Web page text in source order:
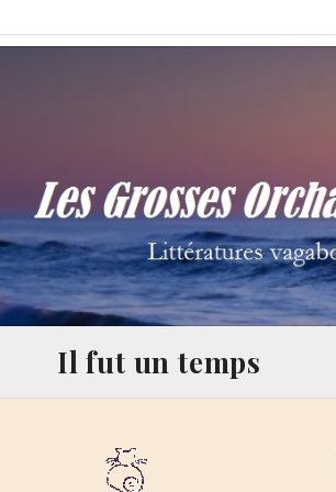
to
Les Grosses
Littératures vagabondes… États
Il fut un temps